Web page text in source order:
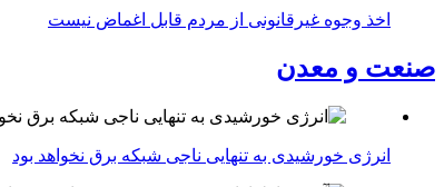
اخذ وجوه غیرقانونی از مردم قابل اغماض نیست
صنعت و معدن
انرژی خورشیدی به تنهایی ناجی شبکه برق نخواهد بود